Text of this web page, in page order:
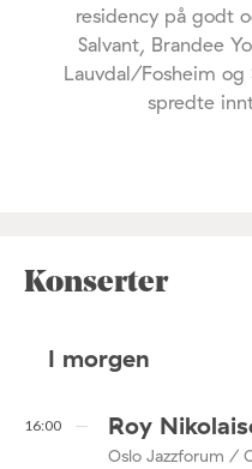
residency på godt
Salvant, Brandee
Lauvdal/Fosheim
spredte
Konserter
I morgen
16:00 Roy
Oslo Jazzforum /